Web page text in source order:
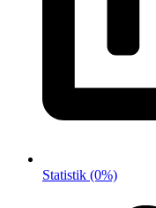
Statistik (0%)